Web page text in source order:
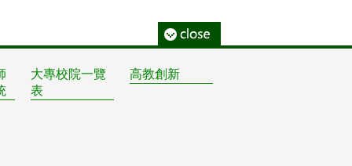
大專校院一覽
表
高教創新